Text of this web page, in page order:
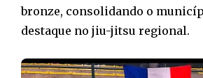
bronze, consolidando o
destaque no jiu-jitsu regional.